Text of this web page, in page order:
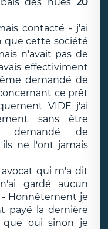
contacté - j'ai
que cette société
n'avait pas de
effectiviment
demandé de
ce prêt
VIDE j'ai
sans être
demandé de
ils ne l'ont jamais
qui m'a dit
gardé aucun
Honnêtement je
payé la dernière
que oui sinon je